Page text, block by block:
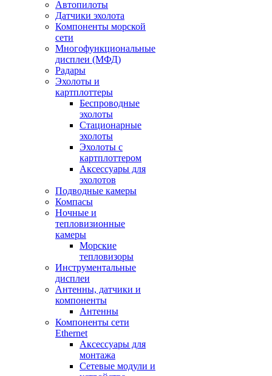
Автопилоты
Датчики эхолота
Компоненты морской
сети
Многофункциональные
дисплеи (МФД)
Радары
Эхолоты и
картплоттеры
Беспроводные
эхолоты
Стационарные
эхолоты
Эхолоты с
картплоттером
Аксессуары для
эхолотов
Подводные камеры
Компасы
Ночные и
тепловизионные
камеры
Морские
тепловизоры
Инструментальные
дисплеи
Антенны, датчики и
компоненты
Антенны
Компоненты сети
Ethernet
Аксессуары для
монтажа
Сетевые модули и